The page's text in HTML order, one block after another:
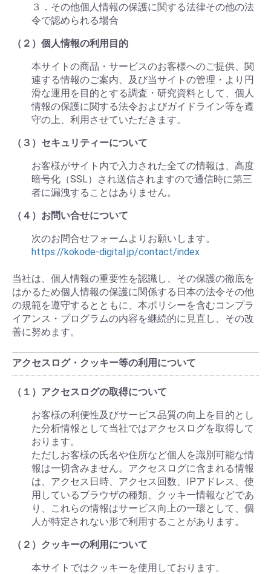
３．その他個人情報の保護に関する法律その他の法
令で認められる場合
（２）個人情報の利用目的
本サイトの商品・サービスのお客様へのご提供、関
連する情報のご案内、及び当サイトの管理・より円
滑な運用を目的とする調査・研究資料として、個人
情報の保護に関する法令およびガイドライン等を遵
守の上、利用させていただきます。
（３）セキュリティーについて
お客様がサイト内で入力された全ての情報は、高度
暗号化（SSL）され送信されますので通信時に第三
者に漏洩することはありません。
（４）お問い合せについて
次のお問合せフォームよりお願いします。
https://kokode-digital.jp/contact/index
当社は、個人情報の重要性を認識し、その保護の徹底を
はかるため個人情報の保護に関係する日本の法令その他
の規範を遵守するとともに、本ポリシーを含むコンプラ
イアンス・プログラムの内容を継続的に見直し、その改
善に努めます。
アクセスログ・クッキー等の利用について
（１）アクセスログの取得について
お客様の利便性及びサービス品質の向上を目的とし
た分析情報として当社ではアクセスログを取得して
おります。
ただしお客様の氏名や住所など個人を識別可能な情
報は一切含みません。アクセスログに含まれる情報
は、アクセス日時、アクセス回数、IPアドレス、使
用しているブラウザの種類、クッキー情報などであ
り、これらの情報はサービス向上の一環として、個
人が特定されない形で利用することがあります。
（２）クッキーの利用について
本サイトではクッキーを使用しております。